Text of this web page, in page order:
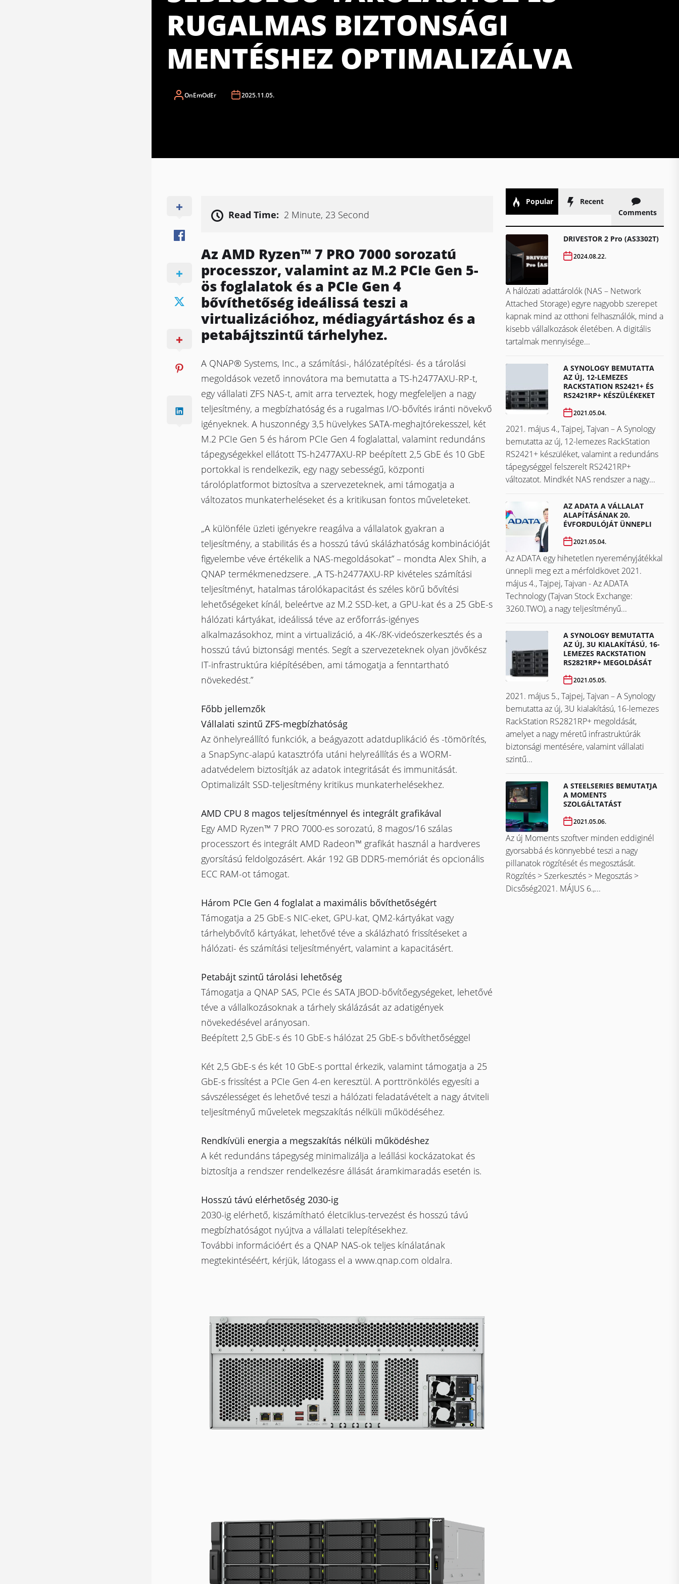
RUGALMAS BIZTONSÁGI
MENTÉSHEZ OPTIMALIZÁLVA
OnEmOdEr 2025.11.05.
Read Time: 2 Minute, 23 Second
Az AMD Ryzen™ 7 PRO 7000 sorozatú
processzor, valamint az M.2 PCIe Gen 5-
ös foglalatok és a PCIe Gen 4
bővíthetőség ideálissá teszi a
virtualizációhoz, médiagyártáshoz és a
petabájtszintű tárhelyhez.
A QNAP® Systems, Inc., a számítási-, hálózatépítési- és a tárolási
megoldások vezető innovátora ma bemutatta a TS-h2477AXU-RP-t,
egy vállalati ZFS NAS-t, amit arra terveztek, hogy megfeleljen a nagy
teljesítmény, a megbízhatóság és a rugalmas I/O-bővítés iránti növekvő
igényeknek. A huszonnégy 3,5 hüvelykes SATA-meghajtórekesszel, két
M.2 PCIe Gen 5 és három PCIe Gen 4 foglalattal, valamint redundáns
tápegységekkel ellátott TS-h2477AXU-RP beépített 2,5 GbE és 10 GbE
portokkal is rendelkezik, egy nagy sebességű, központi
tárolóplatformot biztosítva a szervezeteknek, ami támogatja a
változatos munkaterheléseket és a kritikusan fontos műveleteket.
„A különféle üzleti igényekre reagálva a vállalatok gyakran a
teljesítmény, a stabilitás és a hosszú távú skálázhatóság kombinációját
figyelembe véve értékelik a NAS-megoldásokat” – mondta Alex Shih, a
QNAP termékmenedzsere. „A TS-h2477AXU-RP kivételes számítási
teljesítményt, hatalmas tárolókapacitást és széles körű bővítési
lehetőségeket kínál, beleértve az M.2 SSD-ket, a GPU-kat és a 25 GbE-s
hálózati kártyákat, ideálissá téve az erőforrás-igényes
alkalmazásokhoz, mint a virtualizáció, a 4K-/8K-videószerkesztés és a
hosszú távú biztonsági mentés. Segít a szervezeteknek olyan jövőkész
IT-infrastruktúra kiépítésében, ami támogatja a fenntartható
növekedést.”
Főbb jellemzők
Vállalati szintű ZFS-megbízhatóság
Az önhelyreállító funkciók, a beágyazott adatduplikáció és -tömörítés,
a SnapSync-alapú katasztrófa utáni helyreállítás és a WORM-
adatvédelem biztosítják az adatok integritását és immunitását.
Optimalizált SSD-teljesítmény kritikus munkaterhelésekhez.
AMD CPU 8 magos teljesítménnyel és integrált grafikával
Egy AMD Ryzen™ 7 PRO 7000-es sorozatú, 8 magos/16 szálas
processzort és integrált AMD Radeon™ grafikát használ a hardveres
gyorsítású feldolgozásért. Akár 192 GB DDR5-memóriát és opcionális
ECC RAM-ot támogat.
Három PCIe Gen 4 foglalat a maximális bővíthetőségért
Támogatja a 25 GbE-s NIC-eket, GPU-kat, QM2-kártyákat vagy
tárhelybővítő kártyákat, lehetővé téve a skálázható frissítéseket a
hálózati- és számítási teljesítményért, valamint a kapacitásért.
Petabájt szintű tárolási lehetőség
Támogatja a QNAP SAS, PCIe és SATA JBOD-bővítőegységeket, lehetővé
téve a vállalkozásoknak a tárhely skálázását az adatigények
növekedésével arányosan.
Beépített 2,5 GbE-s és 10 GbE-s hálózat 25 GbE-s bővíthetőséggel
Két 2,5 GbE-s és két 10 GbE-s porttal érkezik, valamint támogatja a 25
GbE-s frissítést a PCIe Gen 4-en keresztül. A porttrönkölés egyesíti a
sávszélességet és lehetővé teszi a hálózati feladatávételt a nagy átviteli
teljesítményű műveletek megszakítás nélküli működéséhez.
Rendkívüli energia a megszakítás nélküli működéshez
A két redundáns tápegység minimalizálja a leállási kockázatokat és
biztosítja a rendszer rendelkezésre állását áramkimaradás esetén is.
Hosszú távú elérhetőség 2030-ig
2030-ig elérhető, kiszámítható életciklus-tervezést és hosszú távú
megbízhatóságot nyújtva a vállalati telepítésekhez.
További információért és a QNAP NAS-ok teljes kínálatának
megtekintéséért, kérjük, látogass el a www.qnap.com oldalra.
Popular
Recent
Comments
DRIVESTOR 2 Pro (AS3302T)
2024.08.22.
A hálózati adattárolók (NAS – Network
Attached Storage) egyre nagyobb szerepet
kapnak mind az otthoni felhasználók, mind a
kisebb vállalkozások életében. A digitális
tartalmak mennyisége...
A SYNOLOGY BEMUTATTA
AZ ÚJ, 12-LEMEZES
RACKSTATION RS2421+ ÉS
RS2421RP+ KÉSZÜLÉKEKET
2021.05.04.
2021. május 4., Tajpej, Tajvan – A Synology
bemutatta az új, 12-lemezes RackStation
RS2421+ készüléket, valamint a redundáns
tápegységgel felszerelt RS2421RP+
változatot. Mindkét NAS rendszer a nagy...
AZ ADATA A VÁLLALAT
ALAPÍTÁSÁNAK 20.
ÉVFORDULÓJÁT ÜNNEPLI
2021.05.04.
Az ADATA egy hihetetlen nyereményjátékkal
ünnepli meg ezt a mérföldkövet ​​​​​​​2021.
május 4., Tajpej, Tajvan - Az ADATA
Technology (Tajvan Stock Exchange:
3260.TWO), a nagy teljesítményű...
A SYNOLOGY BEMUTATTA
AZ ÚJ, 3U KIALAKÍTÁSÚ, 16-
LEMEZES RACKSTATION
RS2821RP+ MEGOLDÁSÁT
2021.05.05.
2021. május 5., Tajpej, Tajvan – A Synology
bemutatta az új, 3U kialakítású, 16-lemezes
RackStation RS2821RP+ megoldását,
amelyet a nagy méretű infrastruktúrák
biztonsági mentésére, valamint vállalati
szintű...
A STEELSERIES BEMUTATJA
A MOMENTS
SZOLGÁLTATÁST
2021.05.06.
Az új Moments szoftver minden eddiginél
gyorsabbá és könnyebbé teszi a nagy
pillanatok rögzítését és megosztását.
Rögzítés > Szerkesztés > Megosztás >
Dicsőség2021. MÁJUS 6.,...